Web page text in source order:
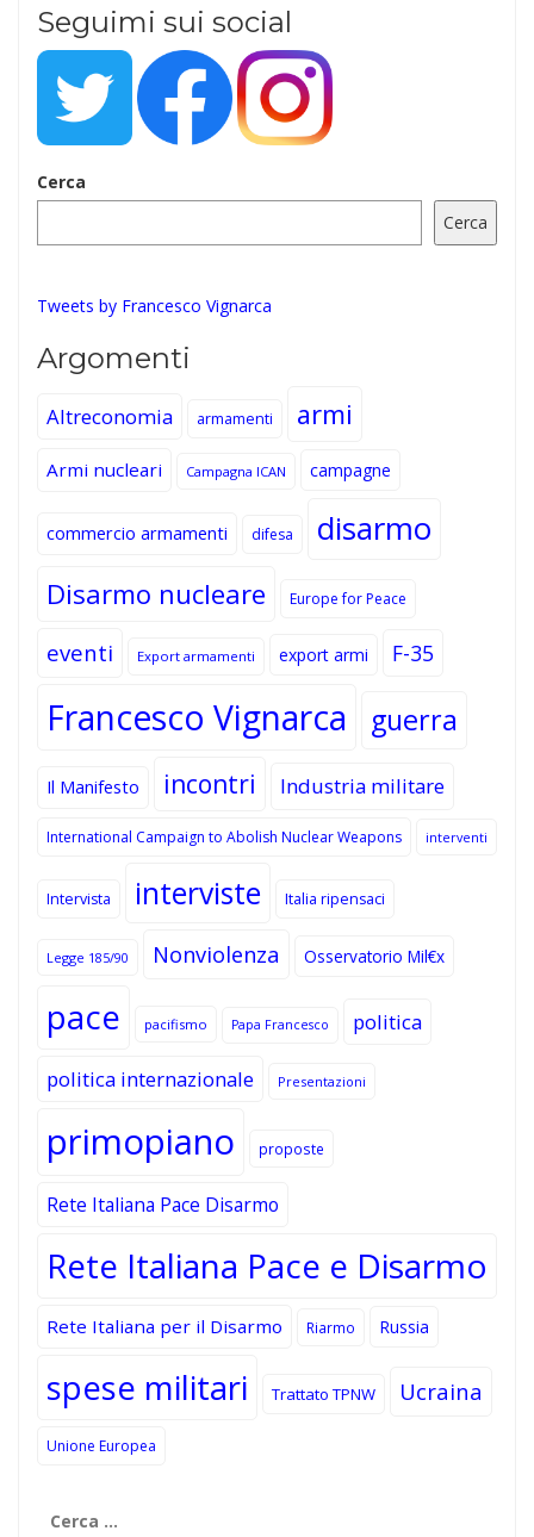
Seguimi sui social
Cerca
Cerca
Tweets by Francesco Vignarca
Argomenti
Altreconomia armamenti armi
Armi nucleari Campagna ICAN campagne
commercio armamenti difesa disarmo
Disarmo nucleare Europe for Peace
eventi Export armamenti export armi F-35
Francesco Vignarca guerra
Il Manifesto incontri Industria militare
International Campaign to Abolish Nuclear Weapons interventi
Intervista interviste Italia ripensaci
Legge 185/90 Nonviolenza Osservatorio Mil€x
pace pacifismo Papa Francesco politica
politica internazionale Presentazioni
primopiano proposte
Rete Italiana Pace Disarmo
Rete Italiana Pace e Disarmo
Rete Italiana per il Disarmo Riarmo Russia
spese militari Trattato TPNW Ucraina
Unione Europea
per: